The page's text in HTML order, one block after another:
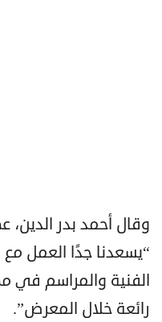
وقال أحمد بدر الدين،
“يسعدنا جدًا العمل
الفنية والمراسم في
رائعة خلال المعرض”.